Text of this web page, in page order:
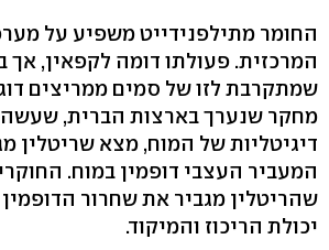
החומר מתילפנידייט משפיע על
המרכזית. פעולתו דומה לקפאין, אך
שמתקרבת לזו של סמים ממריצים
מחקר שנערך בארצות הברית,
דיגיטליות של המוח, מצא שריטלין
המעביר העצבי דופמין במוח.
שהריטלין מגביר את שחרור
יכולת הריכוז והמיקוד.